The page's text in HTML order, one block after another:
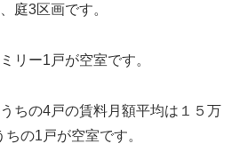
庭3区画です。
リー1戸が空室です。
ちの4戸の賃料月額平均は１５万
の1戸が空室です。